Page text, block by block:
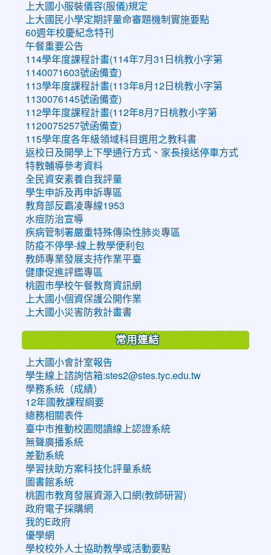
上大國小服裝儀容(服儀)規定
上大國民小學定期評量命審題機制實施要點
60週年校慶紀念特刊
午餐重要公告
114學年度課程計畫(114年7月31日桃教小字第
1140071603號函備查)
113學年度課程計畫(113年8月12日桃教小字第
1130076145號函備查)
112學年度課程計畫(112年8月7日桃教小字第
1120075257號函備查)
115學年度各年級領域科目選用之教科書
返校日及開學上下學通行方式、家長接送停車方式
特教輔導參考資料
全民資安素養自我評量
學生申訴及再申訴專區
教育部反霸凌專線1953
水痘防治宣導
疾病管制署嚴重特殊傳染性肺炎專區
防疫不停學-線上教學便利包
教師專業發展支持作業平臺
健康促進評鑑專區
桃園市學校午餐教育資訊網
上大國小個資保護公開作業
上大國小災害防救計畫書
常用連結
上大國小會計室報告
學生線上諮詢信箱:stes2@stes.tyc.edu.tw
學務系統（成績）
12年國教課程綱要
總務相關表件
臺中市推動校園閱讀線上認證系統
無聲廣播系統
差勤系統
學習扶助方案科技化評量系統
圖書館系統
桃園市教育發展資源入口網(教師研習)
政府電子採購網
我的E政府
優學網
學校校外人士協助教學或活動要點